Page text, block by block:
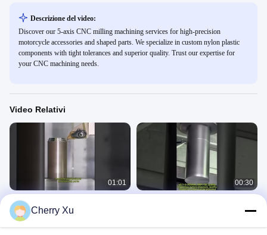
Descrizione del video:
Discover our 5-axis CNC milling machining services for high-precision
motorcycle accessories and shaped parts. We specialize in custom nylon plastic
components with tight tolerances and superior quality. Trust our expertise for
your CNC machining needs.
Video Relativi
01:01
parti meccaniche professionali di
macchine
Machine Processing Video
00:30
Cherry Xu